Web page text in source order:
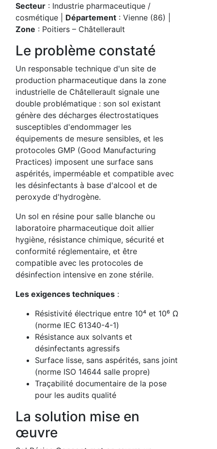
Secteur : Industrie pharmaceutique /
cosmétique | Département : Vienne (86) |
Zone : Poitiers – Châtellerault
Le problème constaté
Un responsable technique d'un site de
production pharmaceutique dans la zone
industrielle de Châtellerault signale une
double problématique : son sol existant
génère des décharges électrostatiques
susceptibles d'endommager les
équipements de mesure sensibles, et les
protocoles GMP (Good Manufacturing
Practices) imposent une surface sans
aspérités, imperméable et compatible avec
les désinfectants à base d'alcool et de
peroxyde d'hydrogène.
Un sol en résine pour salle blanche ou
laboratoire pharmaceutique doit allier
hygiène, résistance chimique, sécurité et
conformité réglementaire, et être
compatible avec les protocoles de
désinfection intensive en zone stérile.
Les exigences techniques :
Résistivité électrique entre 10⁴ et 10⁶ Ω
(norme IEC 61340-4-1)
Résistance aux solvants et
désinfectants agressifs
Surface lisse, sans aspérités, sans joint
(norme ISO 14644 salle propre)
Traçabilité documentaire de la pose
pour les audits qualité
La solution mise en
œuvre